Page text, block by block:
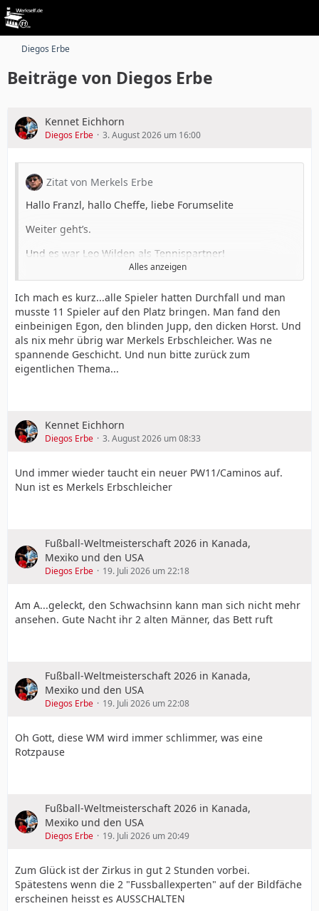
Diegos Erbe
Beiträge von Diegos Erbe
Kennet Eichhorn
Diegos Erbe 3. August 2026 um 16:00
Zitat von Merkels Erbe
Hallo Franzl, hallo Cheffe, liebe Forumselite
Weiter geht’s.
Und es war Leo Wilden als Tennispartner!
Wilden stand von 1958 bis 1966 beim 1. FC Köln und
anschließend von 1966 bis 1969 bei Bayer 04
Leverkusen unter Vertrag. Für die deutsche
Nationalmannschaft bestritt der Abwehrspieler 15
Spiele und nahm an der Weltmeisterschaft 1962 teil.
Zu der Zeit konnte man noch nicht so viel Geld
verdienen mit Fußball, auch nicht als Nationalspieler.
Der erste FC Köln hat seinen verdienten Spielern
FC Spiele verkauft. Mir hat er dann immer mal wieder
Karten geschenkt für Europapokalspiele des ersten FC
Köln. Ich glaube er wollte mich überzeugen, dass ich da
richtig guten Fußball gucken, Junge. Fast hätte er mich
mal gehabt: Der FC gewann 5 zu 0 gegen Nottingham.
und Bayer waren mal 11.000 Zuschauer in
Müngersdorf. Kann man sich heute nicht mehr
vorstellen. Natürlich blieb ich immer Bayer Fan.
Hier ist noch eine kleine Liste über alle Nationalspieler,
Bayer 04? Das wird die nächste Story.
Alles anzeigen
Ich mach es kurz...alle Spieler hatten Durchfall und man
musste 11 Spieler auf den Platz bringen. Man fand den
einbeinigen Egon, den blinden Jupp, den dicken Horst. Und
als nix mehr übrig war Merkels Erbschleicher. Was ne
spannende Geschicht. Und nun bitte zurück zum
eigentlichen Thema...
Kennet Eichhorn
Diegos Erbe 3. August 2026 um 08:33
Und immer wieder taucht ein neuer PW11/Caminos auf.
Nun ist es Merkels Erbschleicher
Fußball-Weltmeisterschaft 2026 in Kanada,
Mexiko und den USA
Diegos Erbe 19. Juli 2026 um 22:18
Am A...geleckt, den Schwachsinn kann man sich nicht mehr
ansehen. Gute Nacht ihr 2 alten Männer, das Bett ruft
Fußball-Weltmeisterschaft 2026 in Kanada,
Mexiko und den USA
Diegos Erbe 19. Juli 2026 um 22:08
Oh Gott, diese WM wird immer schlimmer, was eine
Rotzpause
Fußball-Weltmeisterschaft 2026 in Kanada,
Mexiko und den USA
Diegos Erbe 19. Juli 2026 um 20:49
Zum Glück ist der Zirkus in gut 2 Stunden vorbei.
Spätestens wenn die 2 "Fussballexperten" auf der Bildfäche
erscheinen heisst es AUSSCHALTEN